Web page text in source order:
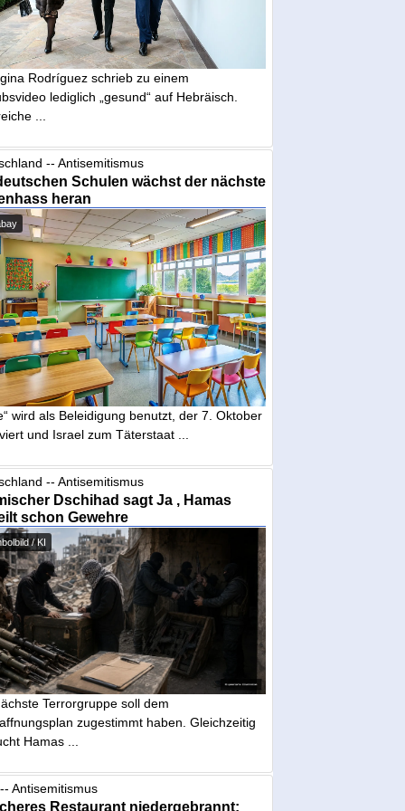
Rodríguez schrieb zu einem
lediglich „gesund“ auf Hebräisch.
...
-- Antisemitismus
Schulen wächst der nächste
heran
wird als Beleidigung benutzt, der 7. Oktober
und Israel zum Täterstaat ...
-- Antisemitismus
Dschihad sagt Ja , Hamas
schon Gewehre
/ KI
Terrorgruppe soll dem
zugestimmt haben. Gleichzeitig
Hamas ...
Antisemitismus
Restaurant niedergebrannt: